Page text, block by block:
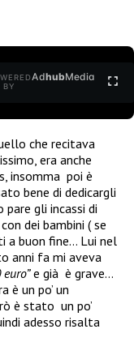
BY
AdhubMedia
che recitava
era anche
insomma poi è
bene di dedicargli
pare gli incassi di
dei bambini ( se
a buon fine… Lui nel
anni fa mi aveva
e già è grave…
è un po’ un
è stato un po’
adesso risalta